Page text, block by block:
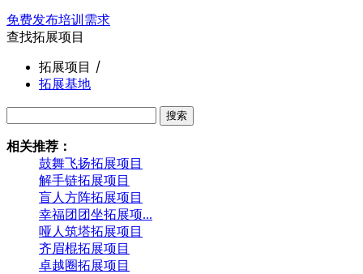
免费发布培训需求
查找拓展项目
拓展项目
丨
拓展基地
搜索
相关推荐：
鼓舞飞扬拓展项目
解手链拓展项目
盲人方阵拓展项目
幸福团团坐拓展项...
哑人筑塔拓展项目
齐眉棍拓展项目
卓越圈拓展项目